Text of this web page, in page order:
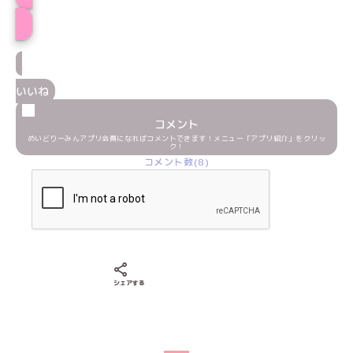
いいね
コメント
めいどりーみんアプリ会員になればコメントできます！メニュー「アプリ紹介」をクリッ
ク！
コメント数(8)
シェアする